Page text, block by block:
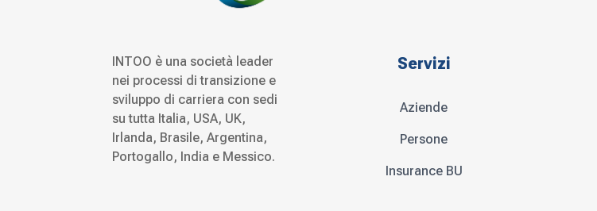
INTOO è una società leader
nei processi di transizione e
sviluppo di carriera con sedi
su tutta Italia, USA, UK,
Irlanda, Brasile, Argentina,
Portogallo, India e Messico.
Servizi
Aziende
Persone
Insurance BU